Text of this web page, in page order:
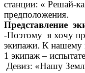
станции: « Решай-
предположения.
Представление
-Поэтому я хочу
экипажи. К нашему
1 экипаж –
Девиз: «Нашу